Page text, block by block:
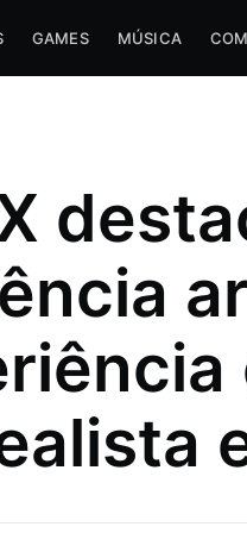
GAMES MÚSICA